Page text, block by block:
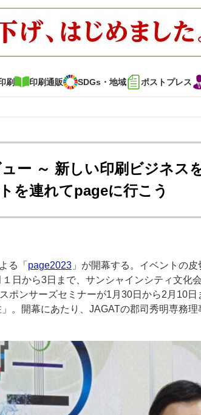
刷 印刷通販 SDGs・地域 ポストプレス
ンツ インタビュー コレクション
印刷通販 SDGs・地域 ポストプレス
ポリシー お問い合わせ
ュー ～ 新しい印刷ビジネス
を連れてpageに行こう
る「 page2023 」が開幕する。イベントの
日から3日まで、サンシャインシティ文化
ポンサーズセミナーが1月30日から2月10
。開幕にあたり、JAGATの郡司秀明専務